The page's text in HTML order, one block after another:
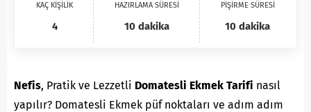
KAÇ KİŞİLİK
4
HAZIRLAMA SÜRESİ
10 dakika
PİŞİRME SÜRESİ
10 dakika
Nefis, Pratik ve Lezzetli Domatesli Ekmek Tarifi nasıl
yapılır? Domatesli Ekmek püf noktaları ve adım adım